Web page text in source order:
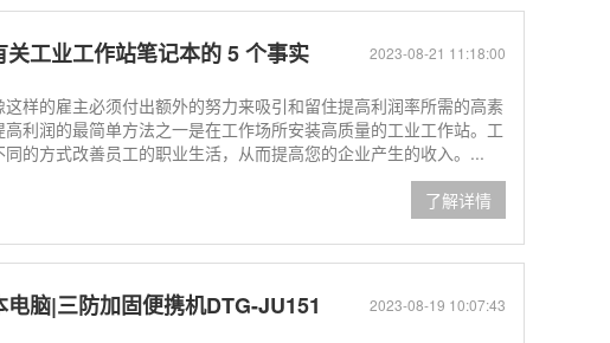
2023-08-21 11:18:00
工业工作站笔记本的 5 个事实
样的雇主必须付出额外的努力来吸引和留住提高利润率所需的高素
利润的最简单方法之一是在工作场所安装高质量的工业工作站。工
的方式改善员工的职业生活，从而提高您的企业产生的收入。...
了解详情
2023-08-19 10:07:43
脑|三防加固便携机DTG-JU151